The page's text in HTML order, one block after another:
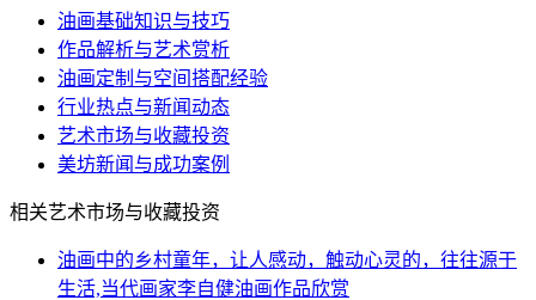
油画基础知识与技巧
作品解析与艺术赏析
油画定制与空间搭配经验
行业热点与新闻动态
艺术市场与收藏投资
美坊新闻与成功案例
相关艺术市场与收藏投资
油画中的乡村童年，让人感动，触动心灵的，往往源于
生活,当代画家李自健油画作品欣赏